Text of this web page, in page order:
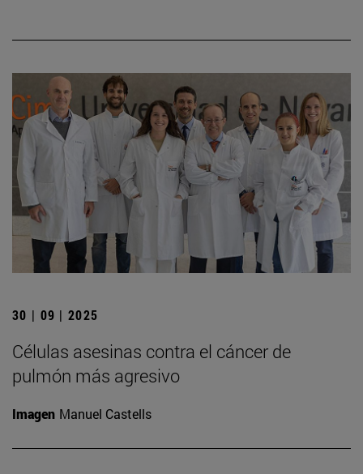
30 | 09 | 2025
Células asesinas contra el cáncer de
pulmón más agresivo
Imagen Manuel Castells